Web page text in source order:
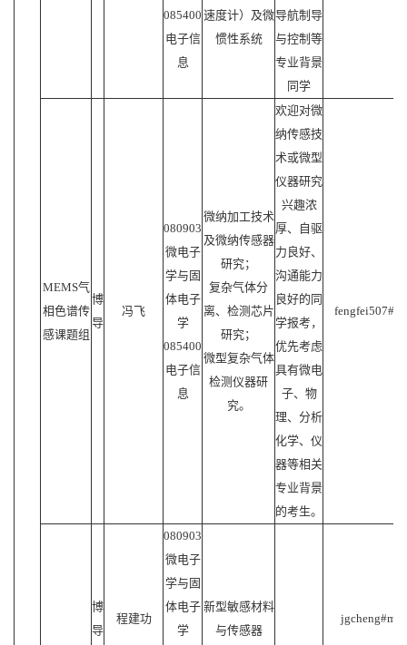
085400
电子信
息
速度计）及微
惯性系统
导航制导
与控制等
专业背景
同学
MEMS气
相色谱传
感课题组
博
导
冯飞
080903
微电子
学与固
体电子
学
085400
电子信
息
微纳加工技术
及微纳传感器
研究；
复杂气体分
离、检测芯片
研究；
微型复杂气体
检测仪器研
究。
欢迎对微
纳传感技
术或微型
仪器研究
兴趣浓
厚、自驱
力良好、
沟通能力
良好的同
学报考，
优先考虑
具有微电
子、物
理、分析
化学、仪
器等相关
专业背景
的考生。
博
导
程建功
080903
微电子
学与固
体电子
学
新型敏感材料
与传感器